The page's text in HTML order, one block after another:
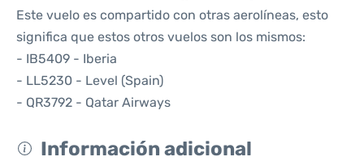
Este vuelo es compartido con otras aerolíneas, esto
significa que estos otros vuelos son los mismos:
- IB5409 - Iberia
- LL5230 - Level (Spain)
- QR3792 - Qatar Airways
Información adicional